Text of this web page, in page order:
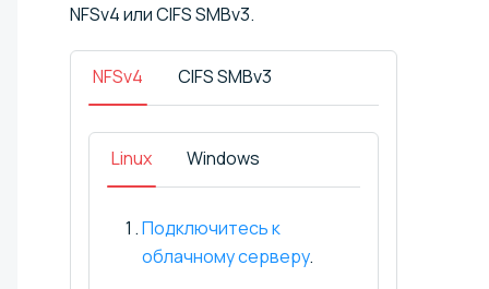
NFSv4 или CIFS SMBv3.
NFSv4 CIFS SMBv3
Linux Windows
Подключитесь к
облачному серверу.